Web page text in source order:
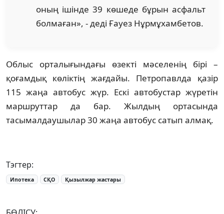
оның ішінде 39 көшеде бұрын асфальт
болмаған», - деді Ғауез Нұрмұхамбетов.
Облыс орталығындағы өзекті мәселенің бірі –
қоғамдық көліктің жағдайы. Петропавлда қазір
115 жаңа автобус жүр. Ескі автобустар жүретін
маршруттар да бар. Жылдың ортасында
тасымалдаушылар 30 жаңа автобус сатып алмақ.
Тэгтер:
Ипотека СҚО Қызылжар жастары